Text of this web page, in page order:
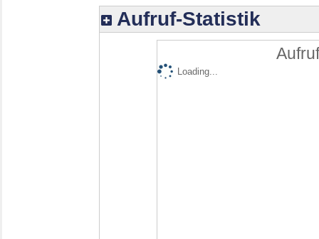
Aufruf-Statistik
Loading...